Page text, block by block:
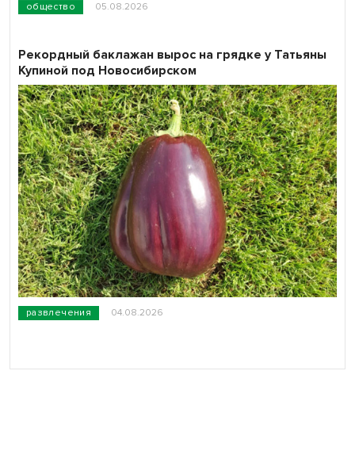
общество 05.08.2026
развлечения 04.08.2026
Рекордный баклажан вырос на грядке у Татьяны
Купиной под Новосибирском